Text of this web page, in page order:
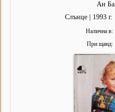
Ан
Слънце | 1993
Налична в
При щанд